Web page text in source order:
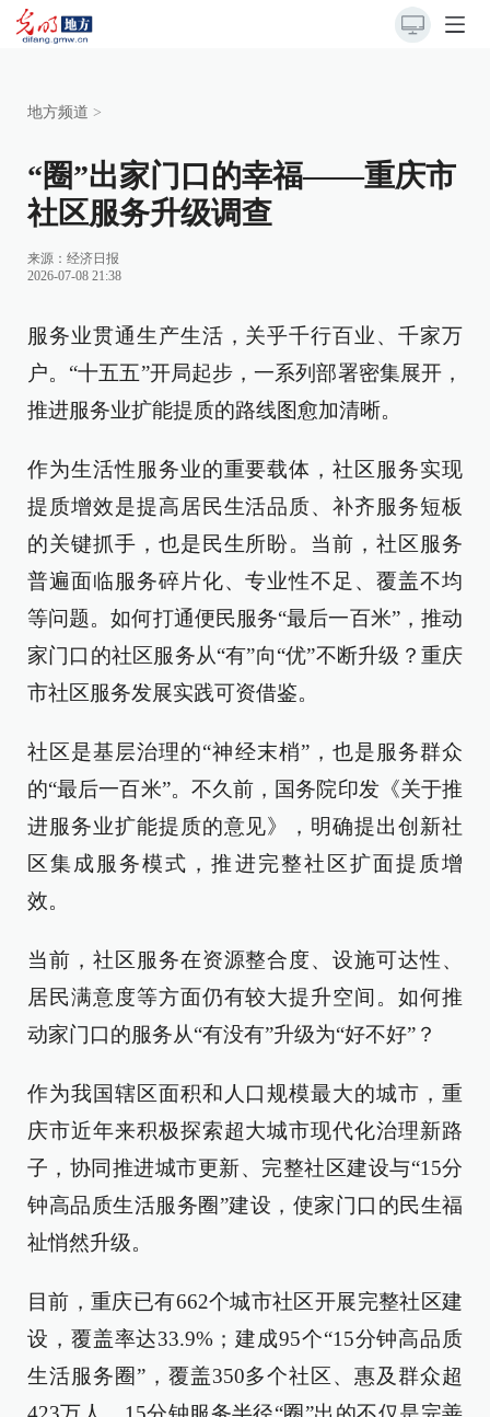
地方频道 >
“圈”出家门口的幸福——重庆市
社区服务升级调查
来源： 经济日报
2026-07-08 21:38
服务业贯通生产生活，关乎千行百业、千家万
户。“十五五”开局起步，一系列部署密集展开，
推进服务业扩能提质的路线图愈加清晰。
作为生活性服务业的重要载体，社区服务实现
提质增效是提高居民生活品质、补齐服务短板
的关键抓手，也是民生所盼。当前，社区服务
普遍面临服务碎片化、专业性不足、覆盖不均
等问题。如何打通便民服务“最后一百米”，推动
家门口的社区服务从“有”向“优”不断升级？重庆
市社区服务发展实践可资借鉴。
社区是基层治理的“神经末梢”，也是服务群众
的“最后一百米”。不久前，国务院印发《关于推
进服务业扩能提质的意见》，明确提出创新社
区集成服务模式，推进完整社区扩面提质增
效。
当前，社区服务在资源整合度、设施可达性、
居民满意度等方面仍有较大提升空间。如何推
动家门口的服务从“有没有”升级为“好不好”？
作为我国辖区面积和人口规模最大的城市，重
庆市近年来积极探索超大城市现代化治理新路
子，协同推进城市更新、完整社区建设与“15分
钟高品质生活服务圈”建设，使家门口的民生福
祉悄然升级。
目前，重庆已有662个城市社区开展完整社区建
设，覆盖率达33.9%；建成95个“15分钟高品质
生活服务圈”，覆盖350多个社区、惠及群众超